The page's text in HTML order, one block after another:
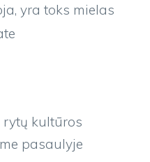
yra toks mielas
kultūros
pasaulyje